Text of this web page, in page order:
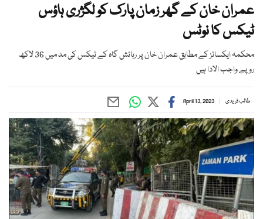
عمران خان کے گھر زمان پارک کو لگژری ہاؤس
ٹیکس کا نوٹس
محکمہ ایکسائز کے مطابق عمران خان پر رہائش گاہ کے ٹیکس کی مد میں 36 لاکھ
روپے واجب الادا ہیں
طالب فریدی April 13, 2023